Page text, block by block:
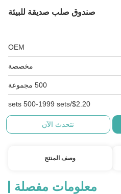
صندوق صلب صديقة للبيئة
OEM
مخصصة
500 مجموعة
$2.20/sets 500-1999 sets
نتحدث الآن
وصف المنتج
معلومات مفصلة